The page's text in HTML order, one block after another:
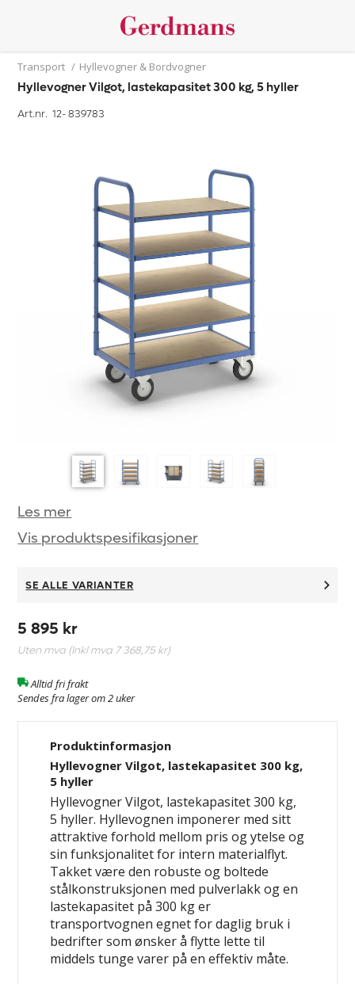
Transport / Hyllevogner & Bordvogner
Hyllevogner Vilgot, lastekapasitet 300 kg, 5 hyller
Art.nr. 12-839783
Les mer
Vis produktspesifikasjoner
SE ALLE VARIANTER
5 895 kr
Uten mva (Inkl mva 7 368,75 kr)
Alltid fri frakt
Sendes fra lager om 2 uker
Produktinformasjon
Hyllevogner Vilgot, lastekapasitet 300 kg,
5 hyller
Hyllevogner Vilgot, lastekapasitet 300 kg,
5 hyller. Hyllevognen imponerer med sitt
attraktive forhold mellom pris og ytelse og
sin funksjonalitet for intern materialflyt.
Takket være den robuste og boltede
stålkonstruksjonen med pulverlakk og en
lastekapasitet på 300 kg er
transportvognen egnet for daglig bruk i
bedrifter som ønsker å flytte lette til
middels tunge varer på en effektiv måte.